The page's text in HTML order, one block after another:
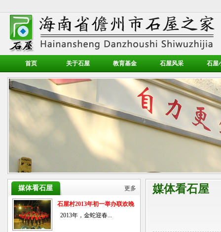
首页 关于石屋 教育基金 石屋风采 石屋
更多
媒体看石屋
石屋村2013年初一举办联欢晚
会
2013年，金蛇迎春...
媒体看石屋